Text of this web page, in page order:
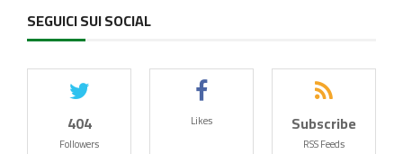
SEGUICI SUI SOCIAL
404
Followers
Likes Subscribe
RSS Feeds